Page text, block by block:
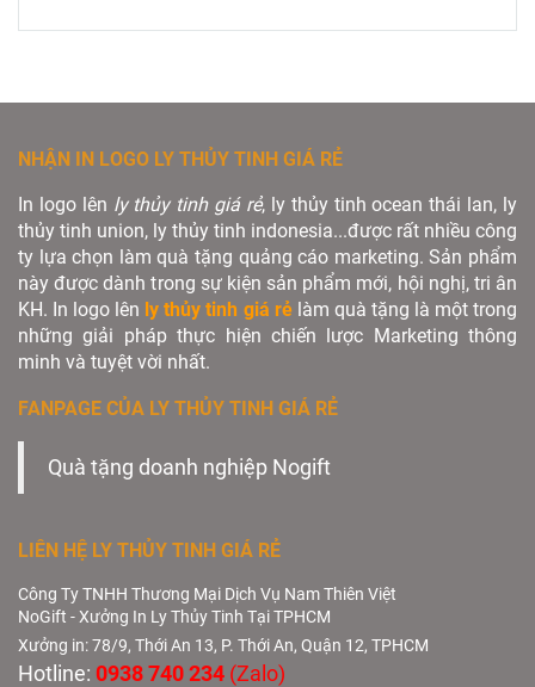
NHẬN IN LOGO LY THỦY TINH GIÁ RẺ
In logo lên ly thủy tinh giá rẻ, ly thủy tinh ocean thái lan, ly
thủy tinh union, ly thủy tinh indonesia...được rất nhiều công
ty lựa chọn làm quà tặng quảng cáo marketing. Sản phẩm
này được dành trong sự kiện sản phẩm mới, hội nghị, tri ân
KH. In logo lên ly thủy tinh giá rẻlàm quà tặng là một trong
những giải pháp thực hiện chiến lược Marketing thông
minh và tuyệt vời nhất.
FANPAGE CỦA LY THỦY TINH GIÁ RẺ
Quà tặng doanh nghiệp Nogift
LIÊN HỆ LY THỦY TINH GIÁ RẺ
Công Ty TNHH Thương Mại Dịch Vụ Nam Thiên Việt
NoGift - Xưởng In Ly Thủy Tinh Tại TPHCM
Xưởng in: 78/9, Thới An 13, P. Thới An, Quận 12, TPHCM
Hotline: 0938 740 234 (Zalo)